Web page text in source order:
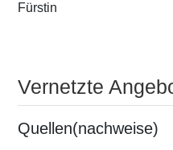
Fürstin
Vernetzte
Quellen(nachweise)